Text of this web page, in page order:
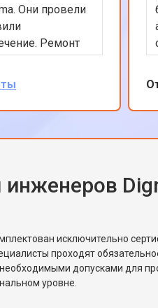
Они провели
Ремонт
день, что
планшет
Я доволен
и
работу!
исключительно
проходят
допусками для
уровне.